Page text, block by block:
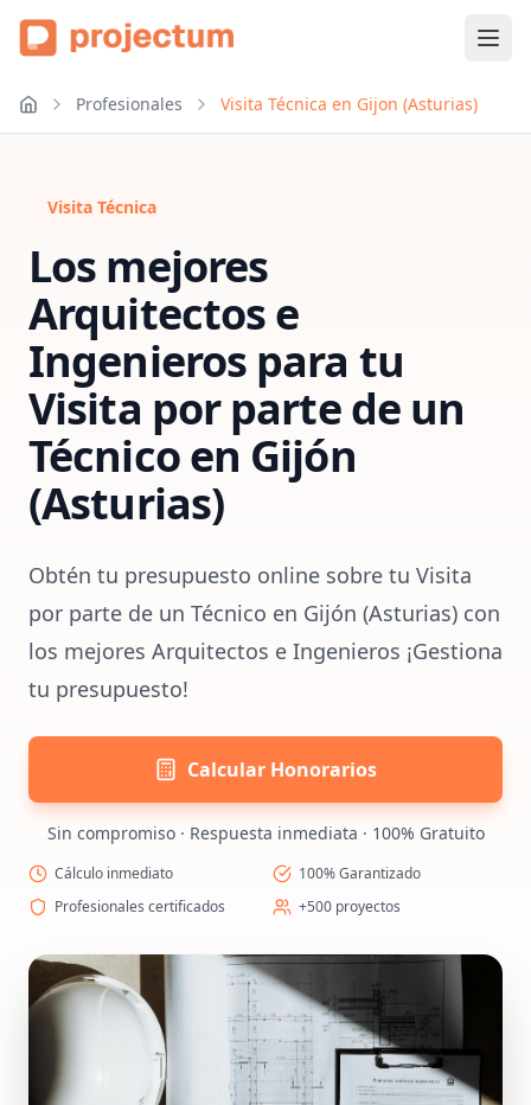
Profesionales Visita Técnica en Gijon (Asturias)
Visita Técnica
Los mejores
Arquitectos e
Ingenieros para tu
Visita por parte de un
Técnicoen Gijón
(Asturias)
Obtén tu presupuesto online sobre tu Visita
por parte de un Técnico en Gijón (Asturias) con
los mejores Arquitectos e Ingenieros ¡Gestiona
tu presupuesto!
Calcular Honorarios
Sin compromiso · Respuesta inmediata · 100% Gratuito
Cálculo inmediato
100% Garantizado
Profesionales certificados
+500 proyectos